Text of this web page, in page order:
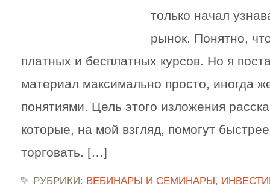
только начал
рынок. Понятно,
платных и бесплатных курсов. Но я
материал максимально просто, иногда
понятиями. Цель этого изложения
которые, на мой взгляд, помогут
торговать. […]
РУБРИКИ: ВЕБИНАРЫ И СЕМИНАРЫ,